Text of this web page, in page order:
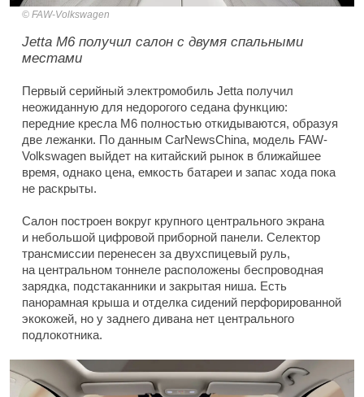
FAW-Volkswagen
Jetta M6 получил салон с двумя спальными
местами
Первый серийный электромобиль Jetta получил
неожиданную для недорогого седана функцию:
передние кресла M6 полностью откидываются, образуя
две лежанки. По данным CarNewsChina, модель FAW-
Volkswagen выйдет на китайский рынок в ближайшее
время, однако цена, емкость батареи и запас хода пока
не раскрыты.
Салон построен вокруг крупного центрального экрана
и небольшой цифровой приборной панели. Селектор
трансмиссии перенесен за двухспицевый руль,
на центральном тоннеле расположены беспроводная
зарядка, подстаканники и закрытая ниша. Есть
панорамная крыша и отделка сидений перфорированной
экокожей, но у заднего дивана нет центрального
подлокотника.